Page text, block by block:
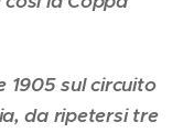
1905 sul circuito
da ripetersi tre